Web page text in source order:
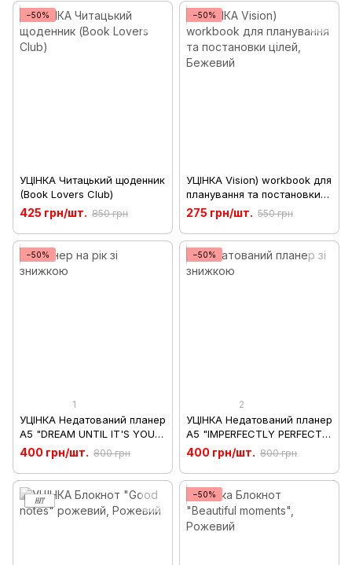
−50%
УЦІНКА Читацький щоденник
(Book Lovers Club)
425 грн/шт. 850 грн
−50%
УЦІНКА Vision) workbook для
планування та постановки
цілей
275 грн/шт. 550 грн
−50%
1
УЦІНКА Недатований планер
A5 "DREAM UNTIL IT'S YOUR
REALITY" бежевий
400 грн/шт. 800 грн
−50%
2
УЦІНКА Недатований планер
A5 "IMPERFECTLY PERFECT"
бежевий
400 грн/шт. 800 грн
−50%